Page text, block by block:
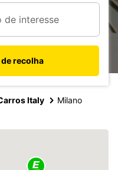
recolha
Italy Milano